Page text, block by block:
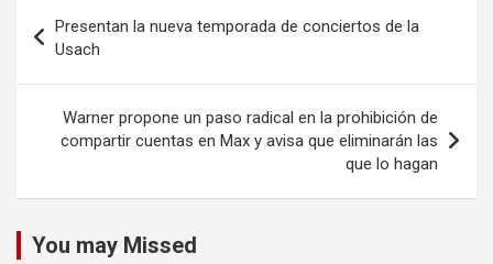
de
entradas
Presentan la nueva temporada de conciertos de la
Usach
Warner propone un paso radical en la prohibición de
compartir cuentas en Max y avisa que eliminarán las
que lo hagan
You may Missed